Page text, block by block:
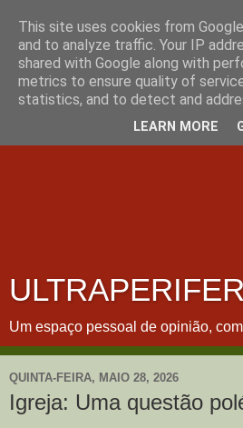
Um espaço pessoal de opinião,
QUINTA-FEIRA, MAIO 28, 2026
Igreja: Uma questão
This site uses cookies from
and to analyze traffic. Your IP
shared with Google along with
metrics to ensure quality of
statistics, and to detect and
LEARN MORE